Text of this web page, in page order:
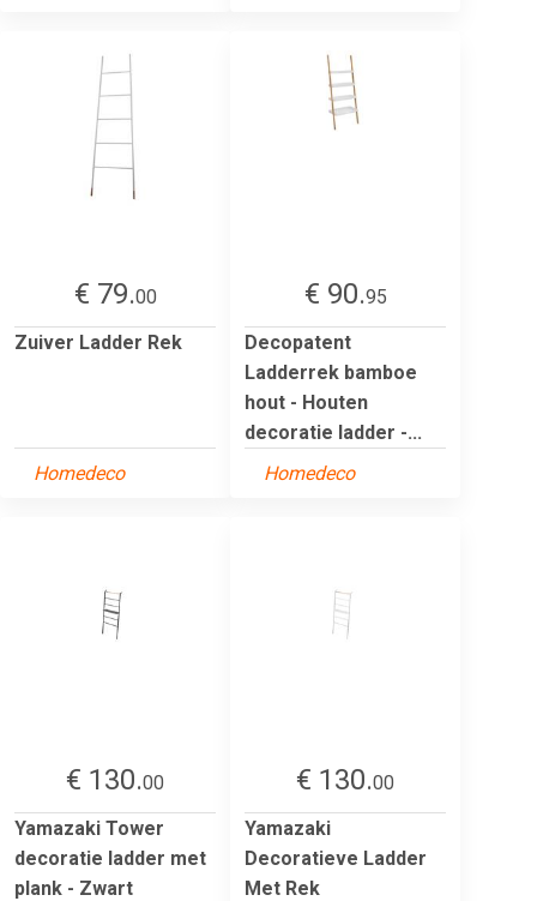
€ 79.00
Zuiver Ladder Rek
Homedeco
€ 90.95
Decopatent
Ladderrek bamboe
hout - Houten
decoratie ladder -...
Homedeco
€ 130.00
Yamazaki Tower
decoratie ladder met
plank - Zwart
€ 130.00
Yamazaki
Decoratieve Ladder
Met Rek